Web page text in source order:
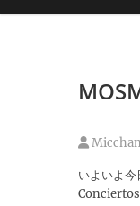
Micchan
いよいよ